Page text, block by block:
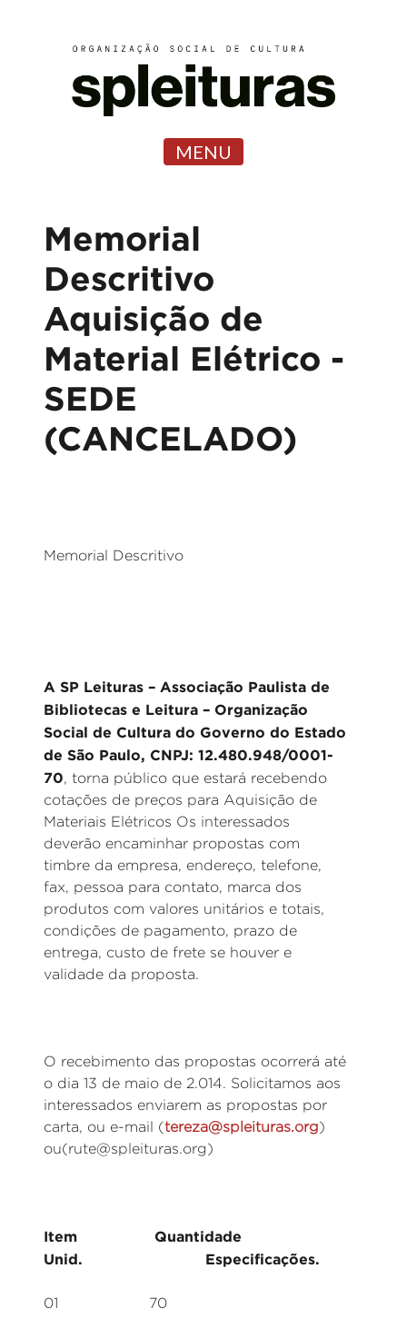
MENU
Memorial
Descritivo
Aquisição de
Material Elétrico -
SEDE
(CANCELADO)
Memorial Descritivo
A SP Leituras – Associação Paulista de
Bibliotecas e Leitura – Organização
Social de Cultura do Governo do Estado
de São Paulo, CNPJ: 12.480.948/0001-
70, torna público que estará recebendo
cotações de preços para Aquisição de
Materiais Elétricos Os interessados
deverão encaminhar propostas com
timbre da empresa, endereço, telefone,
fax, pessoa para contato, marca dos
produtos com valores unitários e totais,
condições de pagamento, prazo de
entrega, custo de frete se houver e
validade da proposta.
O recebimento das propostas ocorrerá até
o dia 13 de maio de 2.014. Solicitamos aos
interessados enviarem as propostas por
carta, ou e-mail (tereza@spleituras.org)
ou(rute@spleituras.org)
Item Quantidade
Unid. Especificações.
01 70